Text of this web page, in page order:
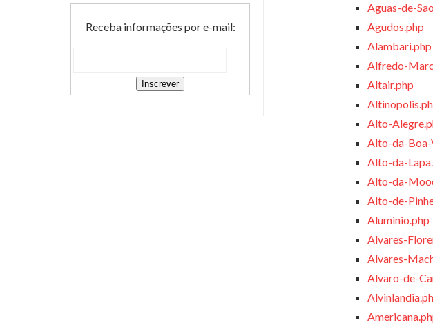
Aguas-de-
Agudos.php
Alambari.php
Alfredo-
Altair.php
Alto-
Alto-da-Boa-
Alto-da-
Alto-da-
Alto-de-
Aluminio.php
Alvares-
Alvares-
Alvaro-de-
Receba informações por e-mail: